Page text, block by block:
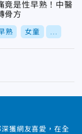
竟是性早熟！中醫
骨方
熟 女童
獲網友喜愛，在全